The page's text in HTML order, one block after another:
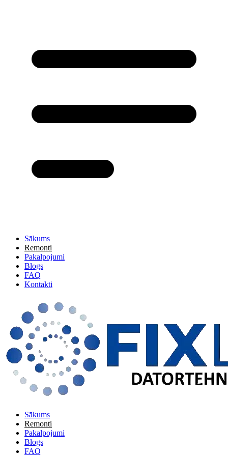
Sākums
Remonti
Pakalpojumi
Blogs
FAQ
Kontakti
Sākums
Remonti
Pakalpojumi
Blogs
FAQ